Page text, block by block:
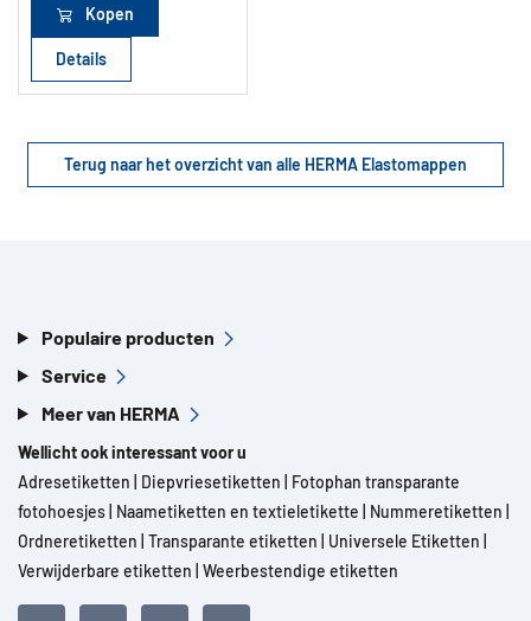
Kopen
Details
Terug naar het overzicht van alle HERMA Elastomappen
Populaire producten
Service
Meer van HERMA
Wellicht ook interessant voor u
Adresetiketten
Diepvriesetiketten
Fotophan transparante
fotohoesjes Naametiketten en textieletikette Nummeretiketten
Ordneretiketten Transparante etiketten Universele Etiketten
Verwijderbare etiketten Weerbestendige etiketten